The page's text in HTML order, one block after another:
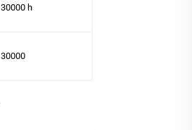
30000 h
30000